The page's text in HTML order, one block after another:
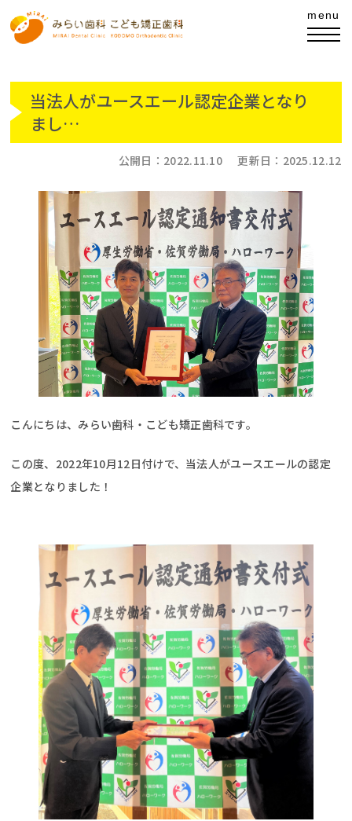
当法人がユースエール認定企業となり
まし…
公開日： 2022.11.10 更新日： 2025.12.12
こんにちは、みらい歯科・こども矯正歯科です。
この度、2022年10月12日付けで、当法人がユースエールの認定
企業となりました！